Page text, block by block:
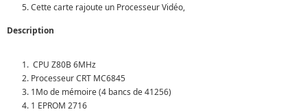
Cette carte rajoute un Processeur Vidéo,
Description
CPU Z80B 6MHz
Processeur CRT MC6845
1Mo de mémoire (4 bancs de 41256)
1 EPROM 2716